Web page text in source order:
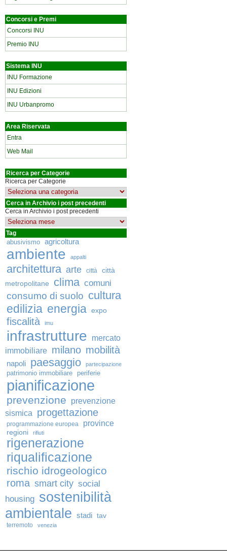
Concorsi e Premi
Concorsi INU
Premio INU
Sistema INU
INU Formazione
INU Edizioni
INU Urbanpromo
Area Riservata
Entra
Web Mail
Ricerca per Categorie
Ricerca per Categorie
Cerca in Archivio i post precedenti
Cerca in Archivio i post precedenti
Tag
abusivismo agricoltura
ambiente appalti
architettura arte città
città
metropolitane
clima comuni
consumo di suolo cultura
edilizia energia expo
fiscalità imu
infrastrutture
mercato
immobiliare milano mobilità
napoli paesaggio partecipazione
patrimonio immobiliare periferie
pianificazione
prevenzione
prevenzione
sismica
progettazione
programmazione europea province
regioni rifiuti
rigenerazione
riqualificazione
rischio idrogeologico
roma smart city social
housing sostenibilità
ambientale stadi tav
terremoto venezia